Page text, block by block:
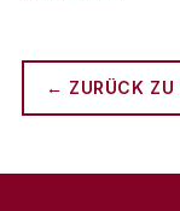
← ZURÜCK ZU